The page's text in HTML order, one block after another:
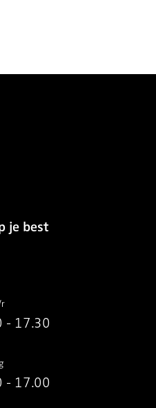
je best
- 17.30
- 17.00